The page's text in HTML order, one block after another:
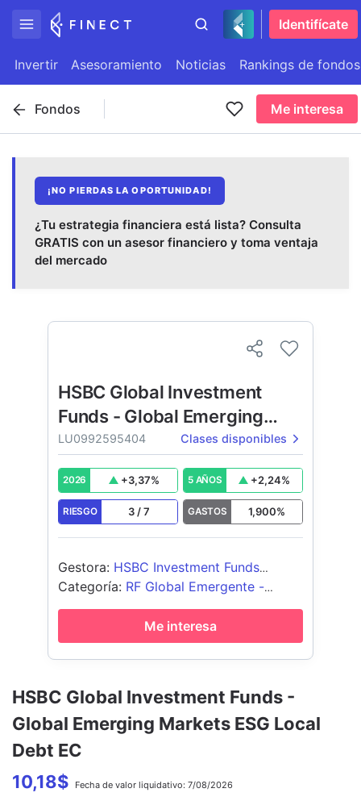
Identifícate
Invertir Asesoramiento Noticias Rankings de fondos
Fondos Me interesa
¡NO PIERDAS LA OPORTUNIDAD!
¿Tu estrategia financiera está lista? Consulta
GRATIS con un asesor financiero y toma ventaja
del mercado
HSBC Global Investment Funds -
Global Emerging Markets ESG Local
Debt EC
10,18$ Fecha de valor liquidativo: 7/08/2026
HSBC Global Investment
Funds - Global Emerging
Markets ESG Local Debt
LU0992595404 Clases disponibles
2026 +3,37% 5 AÑOS +2,24%
RIESGO 3 /7 GASTOS 1,900%
Gestora: HSBC Investment Funds
(Luxembourg) S.A.
Categoría: RF Global Emergente -
Moneda Local
Me interesa